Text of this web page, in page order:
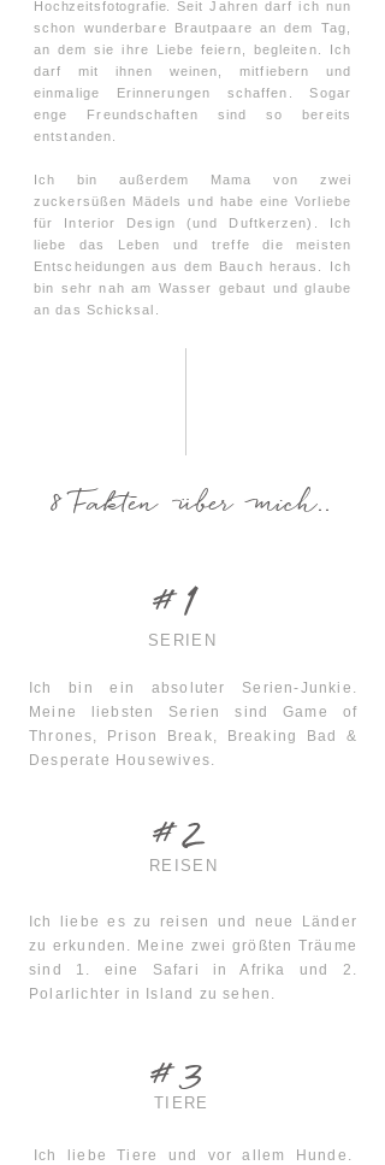
Hochzeitsfotografie.Seit Jahren darf ich nun
schon wunderbare Brautpaare an dem Tag,
an dem sie ihre Liebe feiern, begleiten. Ich
darf mit ihnen weinen, mitfiebern und
einmalige Erinnerungen schaffen. Sogar
enge Freundschaften sind so bereits
entstanden.
Ich bin außerdem Mama von zwei
zuckersüßen Mädels und habe eine Vorliebe
für Interior Design (und Duftkerzen). Ich
liebe das Leben und treffe die meisten
Entscheidungen aus dem Bauch heraus. Ich
bin sehr nah am Wasser gebaut und glaube
an das Schicksal.
8 Fakten über mich..
#1
SERIEN
Ich bin ein absoluter Serien-Junkie.
Meine liebsten Serien sind Game of
Thrones, Prison Break, Breaking Bad &
Desperate Housewives.
REISEN
Ich liebe es zu reisen und neue Länder
zu erkunden. Meine zwei größten Träume
sind 1. eine Safari in Afrika und 2.
Polarlichter in Island zu sehen.
#2
TIERE
Ich liebe Tiere und vor allem Hunde.
#3